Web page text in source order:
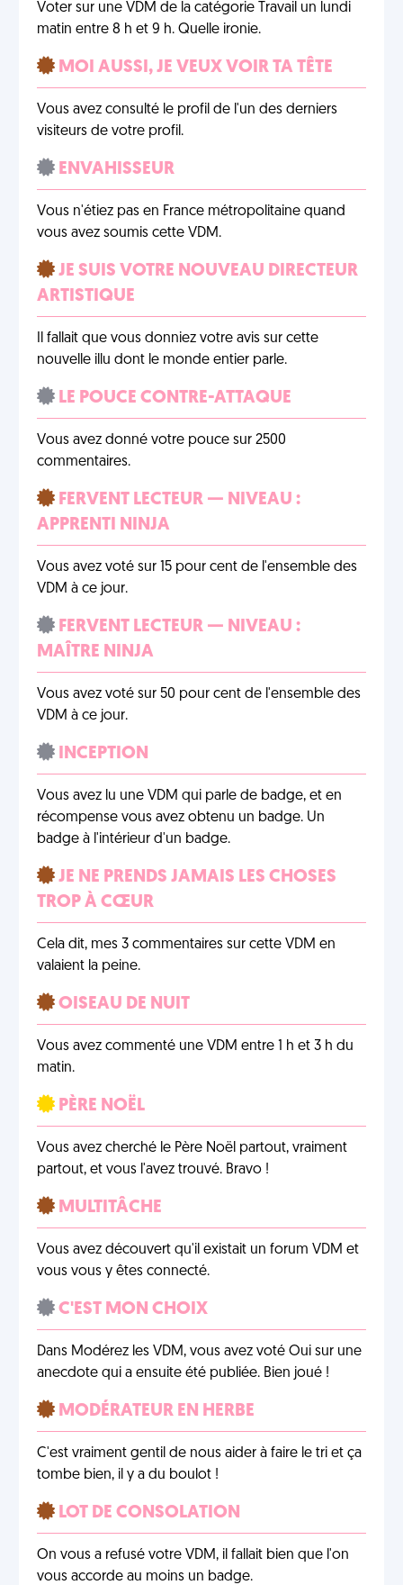
Voter sur une VDM de la catégorie Travail un lundi
matin entre 8 h et 9 h. Quelle ironie.
MOI AUSSI, JE VEUX VOIR TA TÊTE
Vous avez consulté le profil de l'un des derniers
visiteurs de votre profil.
ENVAHISSEUR
Vous n'étiez pas en France métropolitaine quand
vous avez soumis cette VDM.
JE SUIS VOTRE NOUVEAU DIRECTEUR
ARTISTIQUE
Il fallait que vous donniez votre avis sur cette
nouvelle illu dont le monde entier parle.
LE POUCE CONTRE-ATTAQUE
Vous avez donné votre pouce sur 2500
commentaires.
FERVENT LECTEUR — NIVEAU :
APPRENTI NINJA
Vous avez voté sur 15 pour cent de l'ensemble des
VDM à ce jour.
FERVENT LECTEUR — NIVEAU :
MAÎTRE NINJA
Vous avez voté sur 50 pour cent de l'ensemble des
VDM à ce jour.
INCEPTION
Vous avez lu une VDM qui parle de badge, et en
récompense vous avez obtenu un badge. Un
badge à l'intérieur d'un badge.
JE NE PRENDS JAMAIS LES CHOSES
TROP À CŒUR
Cela dit, mes 3 commentaires sur cette VDM en
valaient la peine.
OISEAU DE NUIT
Vous avez commenté une VDM entre 1 h et 3 h du
matin.
PÈRE NOËL
Vous avez cherché le Père Noël partout, vraiment
partout, et vous l'avez trouvé. Bravo !
MULTITÂCHE
Vous avez découvert qu'il existait un forum VDM et
vous vous y êtes connecté.
C'EST MON CHOIX
Dans Modérez les VDM, vous avez voté Oui sur une
anecdote qui a ensuite été publiée. Bien joué !
MODÉRATEUR EN HERBE
C'est vraiment gentil de nous aider à faire le tri et ça
tombe bien, il y a du boulot !
LOT DE CONSOLATION
On vous a refusé votre VDM, il fallait bien que l'on
vous accorde au moins un badge.